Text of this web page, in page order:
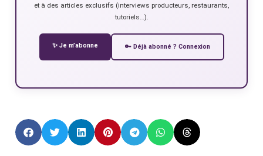
et à des articles exclusifs (interviews producteurs, restaurants,
tutoriels…).
✨ Je m’abonne 🔑 Déjà abonné ? Connexion